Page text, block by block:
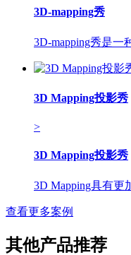
3D-mapping秀
3D-mapping秀是
3D Mapping投影秀
>
3D Mapping投影秀
3D Mapping具有
查看更多案例
其他产品推荐